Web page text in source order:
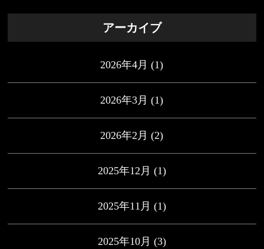
アーカイブ
2026年4月 (1)
2026年3月 (1)
2026年2月 (2)
2025年12月 (1)
2025年11月 (1)
2025年10月 (3)